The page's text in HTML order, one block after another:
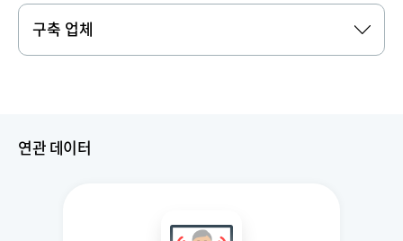
구축 업체
연관 데이터